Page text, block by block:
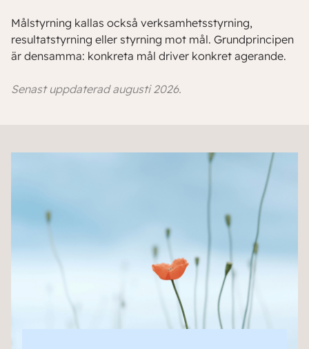
Målstyrning kallas också verksamhetsstyrning,
resultatstyrning eller styrning mot mål. Grundprincipen
är densamma: konkreta mål driver konkret agerande.
Senast uppdaterad augusti 2026.